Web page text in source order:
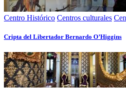
Centro Histórico Centros culturales
Cripta del Libertador Bernardo O’Higgins